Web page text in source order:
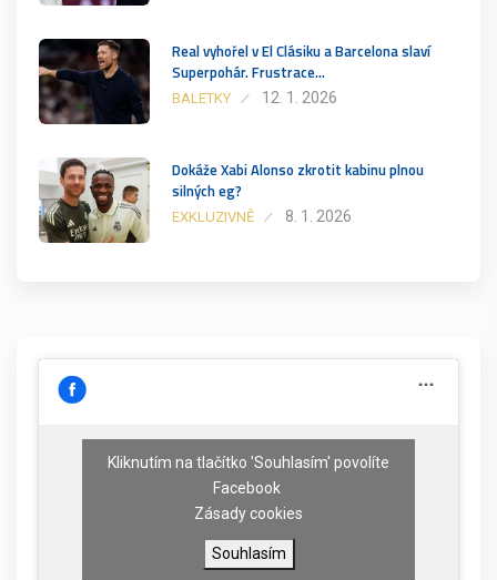
Real vyhořel v El Clásiku a Barcelona slaví
Superpohár. Frustrace…
BALETKY 12. 1. 2026
Dokáže Xabi Alonso zkrotit kabinu plnou
silných eg?
EXKLUZIVNĚ 8. 1. 2026
Kliknutím na tlačítko 'Souhlasím' povolíte
Facebook
Zásady cookies
Souhlasím